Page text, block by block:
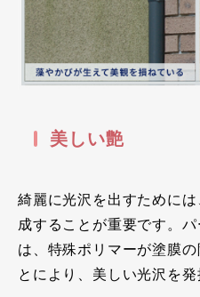
美しい艶
綺麗に光沢を出すために
成することが重要です。
は、特殊ポリマーが塗膜
とにより、美しい光沢を発